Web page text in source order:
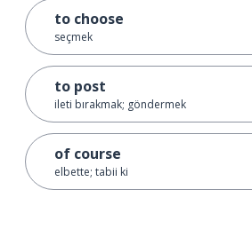
to choose
seçmek
to post
ileti bırakmak; göndermek
of course
elbette; tabii ki